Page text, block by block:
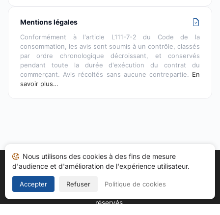
Mentions légales
Conformément à l'article L111-7-2 du Code de la
consommation, les avis sont soumis à un contrôle, classés
par ordre chronologique décroissant, et conservés
pendant toute la durée d'exécution du contrat du
commerçant. Avis récoltés sans aucune contrepartie. En
savoir plus…
Accueil Mes avis Catégories CGU
Cookies
Politique de confidentialité
Copyright © 2026
réservés.
Nous utilisons des cookies à des fins de mesure
d'audience et d'amélioration de l'expérience utilisateur.
Accepter Refuser Politique de cookies